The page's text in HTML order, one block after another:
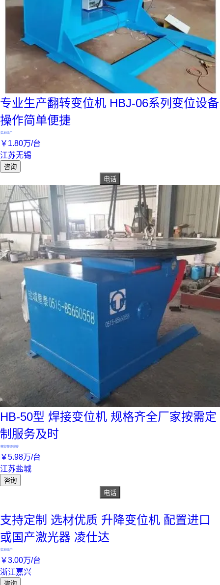
专业生产翻转变位机 HBJ-06系列变位设备
操作简单便捷
实地验厂
￥ 1.80万/台
江苏无锡
咨询
电话
HB-50型 焊接变位机 规格齐全厂家按需定
制服务及时
真实性已核验
￥5.98万/台
江苏盐城
咨询
电话
支持定制 选材优质 升降变位机 配置进口
或国产激光器 凌仕达
实地验厂
￥3.00万/台
浙江嘉兴